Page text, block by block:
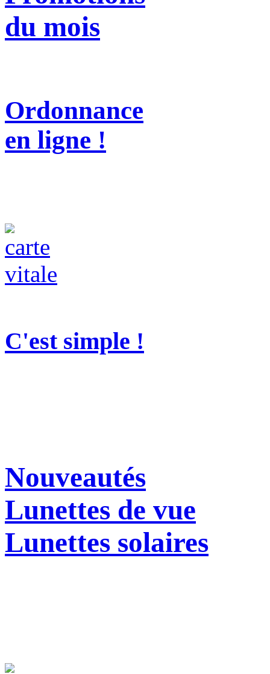
du mois
Ordonnance
en ligne !
C'est simple !
Nouveautés
Lunettes de vue
Lunettes solaires